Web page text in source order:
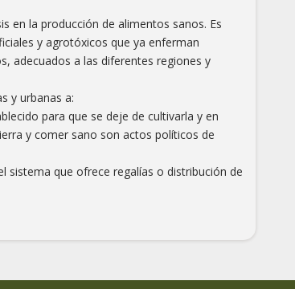
en la producción de alimentos sanos. Es
y agrotóxicos que ya enferman
adecuados a las diferentes regiones y
y urbanas a:
para que se deje de cultivarla y en
y comer sano son actos políticos de
sistema que ofrece regalías o distribución de